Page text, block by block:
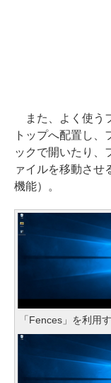
また、よく使う
トップへ配置し、
ックで開いたり、
ァイルを移動させ
機能）。
「Fences」を利用